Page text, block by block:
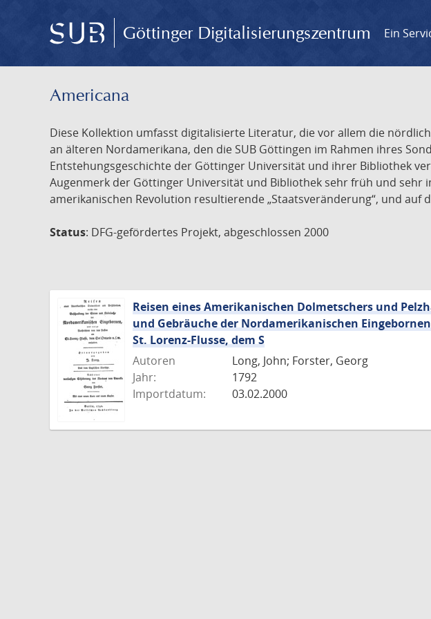
Göttinger Digitalisierungszentrum Ein
Americana
Diese Kollektion umfasst digitalisierte Literatur, die vor allem die
an älteren Nordamerikana, den die SUB Göttingen im Rahmen ihres
Entstehungsgeschichte der Göttinger Universität und ihrer Bibliothek
Augenmerk der Göttinger Universität und Bibliothek sehr früh und sehr
amerikanischen Revolution resultierende „Staatsveränderung“, und
Status: DFG-gefördertes Projekt, abgeschlossen 2000
Reisen eines Amerikanischen Dolmetschers und
und Gebräuche der Nordamerikanischen
St. Lorenz-Flusse, dem S
Autoren
Long, John; Forster, Georg
Jahr:
1792
Importdatum:
03.02.2000